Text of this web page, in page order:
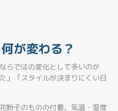
が変わる？
らではの変化として多いのが
」「スタイルが決まりにくい日
粉そのものの付着、気温・湿度